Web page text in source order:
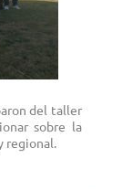
del taller
sobre la
regional.